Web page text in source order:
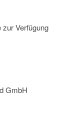
zur Verfügung
GmbH